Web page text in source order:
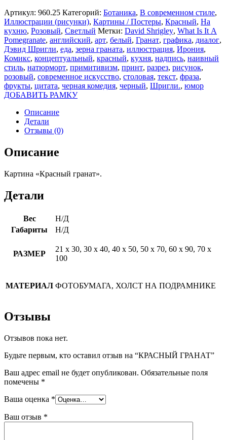
Артикул: 960.25 Категорий: Ботаника, В современном стиле,
Иллюстрации (рисунки), Картины / Постеры, Красный, На
кухню, Розовый, Светлый Метки: David Shrigley, What Is It A
Pomegranate, английский, арт, белый, Гранат, графика, диалог,
Дэвид Шригли, еда, зерна граната, иллюстрация, Ирония,
Комикс, концептуальный, красный, кухня, надпись, наивный
стиль, натюрморт, примитивизм, принт, разрез, рисунок,
розовый, современное искусство, столовая, текст, фраза,
фрукты, цитата, черная комедия, черный, Шригли., юмор
ДОБАВИТЬ РАМКУ
Описание
Детали
Отзывы (0)
Описание
Картина «Красный гранат».
Детали
Вес
Н/Д
Габариты
Н/Д
РАЗМЕР
21 х 30, 30 х 40, 40 х 50, 50 х 70, 60 х 90, 70 х
100
МАТЕРИАЛ ФОТОБУМАГА, ХОЛСТ НА ПОДРАМНИКЕ
Отзывы
Отзывов пока нет.
Будьте первым, кто оставил отзыв на “КРАСНЫЙ ГРАНАТ”
Ваш адрес email не будет опубликован. Обязательные поля
помечены *
Ваша оценка *
Ваш отзыв *